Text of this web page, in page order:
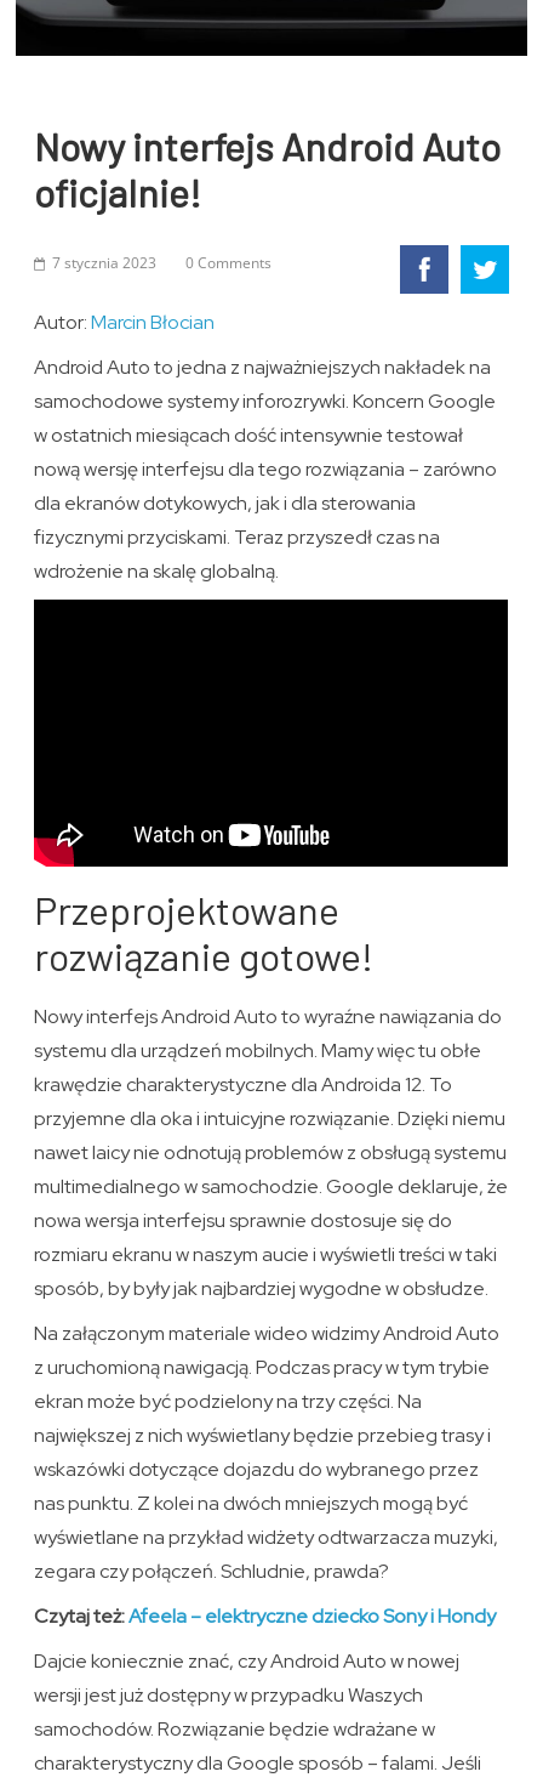
Nowy interfejs Android Auto
oficjalnie!
7 stycznia 2023 0 Comments
Autor:Marcin Błocian
Android Auto to jedna z najważniejszych nakładek na
samochodowe systemy inforozrywki. Koncern Google
w ostatnich miesiącach dość intensywnie testował
nową wersję interfejsu dla tego rozwiązania – zarówno
dla ekranów dotykowych, jak i dla sterowania
fizycznymi przyciskami. Teraz przyszedł czas na
wdrożenie na skalę globalną.
Przeprojektowane
rozwiązanie gotowe!
Nowy interfejs Android Auto to wyraźne nawiązania do
systemu dla urządzeń mobilnych. Mamy więc tu obłe
krawędzie charakterystyczne dla Androida 12. To
przyjemne dla oka i intuicyjne rozwiązanie. Dzięki niemu
nawet laicy nie odnotują problemów z obsługą systemu
multimedialnego w samochodzie. Google deklaruje, że
nowa wersja interfejsu sprawnie dostosuje się do
rozmiaru ekranu w naszym aucie i wyświetli treści w taki
sposób, by były jak najbardziej wygodne w obsłudze.
Na załączonym materiale wideo widzimy Android Auto
z uruchomioną nawigacją. Podczas pracy w tym trybie
ekran może być podzielony na trzy części. Na
największej z nich wyświetlany będzie przebieg trasy i
wskazówki dotyczące dojazdu do wybranego przez
nas punktu. Z kolei na dwóch mniejszych mogą być
wyświetlane na przykład widżety odtwarzacza muzyki,
zegara czy połączeń. Schludnie, prawda?
Czytaj też:Afeela – elektryczne dziecko Sony i Hondy
Dajcie koniecznie znać, czy Android Auto w nowej
wersji jest już dostępny w przypadku Waszych
samochodów. Rozwiązanie będzie wdrażane w
charakterystyczny dla Google sposób – falami. Jeśli